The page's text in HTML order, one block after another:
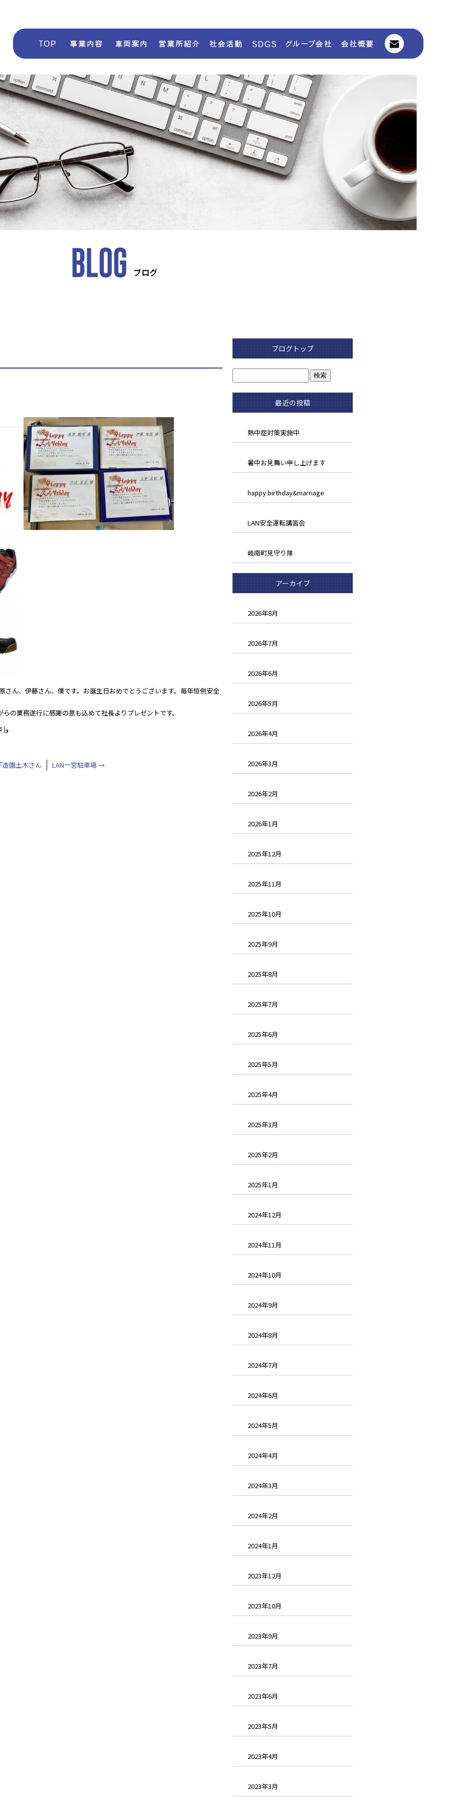
さん、伊藤さん、僕です。お誕生日おめでとうございます。毎年恒例安全
の業務遂行に感謝の意も込めて社長よりプレゼントです。
byブログ更新特攻隊長三井も嬉しいです٩( ᐛ )و
造園土木さん LAN一宮駐車場 →
ブログトップ
最近の投稿
熱中症対策実施中
暑中お見舞い申し上げます
happy birthday&marriage
LAN安全運転講習会
岐南町見守り隊
アーカイブ
2026年8月
2026年7月
2026年6月
2026年5月
2026年4月
2026年3月
2026年2月
2026年1月
2025年12月
2025年11月
2025年10月
2025年9月
2025年8月
2025年7月
2025年6月
2025年5月
2025年4月
2025年3月
2025年2月
2025年1月
2024年12月
2024年11月
2024年10月
2024年9月
2024年8月
2024年7月
2024年6月
2024年5月
2024年4月
2024年3月
2024年2月
2024年1月
2023年12月
2023年10月
2023年9月
2023年7月
2023年6月
2023年5月
2023年4月
2023年3月